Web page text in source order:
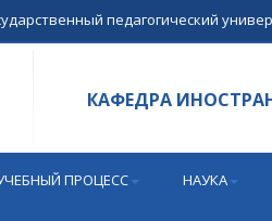
педагогический
КАФЕДРА
ПРОЦЕСС НАУКА